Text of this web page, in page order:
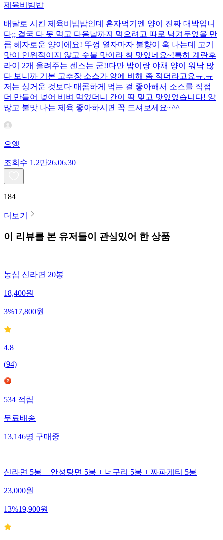
제육비빔밥
배달로 시킨 제육비빔밥인데 혼자먹기엔 양이 진짜 대박입니
다;; 결국 다 못 먹고 다음날까지 먹으려고 따로 남겨두었을 만
큼 혜자로운 양이에요! 뚜껑 열자마자 불향이 훅 나는데 고기
맛이 인위적이지 않고 숯불 맛이라 참 맛있네요~!특히 계란후
라이 2개 올려주는 센스는 굳!! ​다만 밥이랑 야채 양이 워낙 많
다 보니까 기본 고추장 소스가 양에 비해 좀 적더라고요ㅠ.ㅠ
저는 싱거운 것보다 매콤하게 먹는 걸 좋아해서 소스를 직접
더 만들어 넣어 비벼 먹었더니 간이 딱 맞고 맛있었습니다! 양
많고 불맛 나는 제육 좋아하시면 꼭 드셔보세요~^^
으앵
조회수 1.2만26.06.30
184
더보기
이 리뷰를 본 유저들이 관심있어 한 상품
농심 신라면 20봉
18,400원
3%17,800원
4.8
(94)
534 적립
무료배송
13,146명 구매중
신라면 5봉 + 안성탕면 5봉 + 너구리 5봉 + 짜파게티 5봉
23,000원
13%19,900원